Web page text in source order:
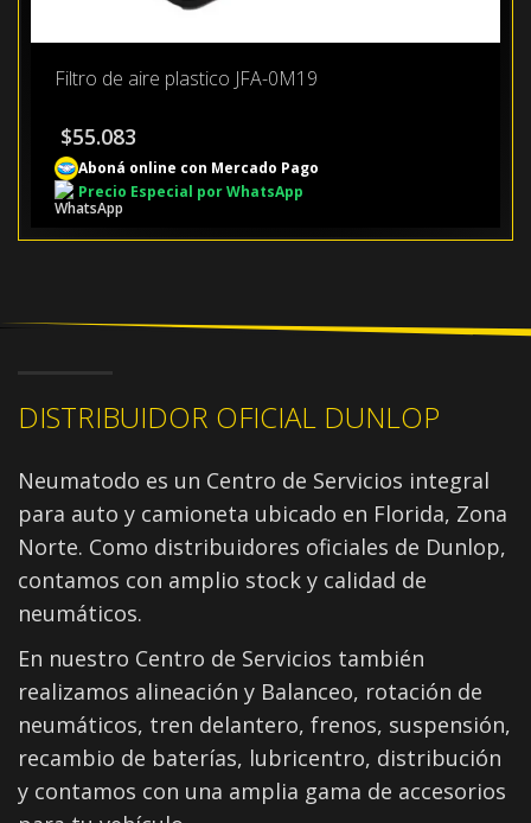
Filtro de aire plastico JFA-0M19
$55.083
Aboná online con Mercado Pago
Precio Especial por WhatsApp
DISTRIBUIDOR OFICIAL DUNLOP
Neumatodo es un Centro de Servicios integral
para auto y camioneta ubicado en Florida, Zona
Norte. Como distribuidores oficiales de Dunlop,
contamos con amplio stock y calidad de
neumáticos.
En nuestro Centro de Servicios también
realizamos alineación y Balanceo, rotación de
neumáticos, tren delantero, frenos, suspensión,
recambio de baterías, lubricentro, distribución
y contamos con una amplia gama de accesorios